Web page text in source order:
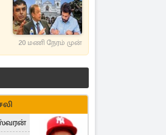
20 மணி நேரம் முன்